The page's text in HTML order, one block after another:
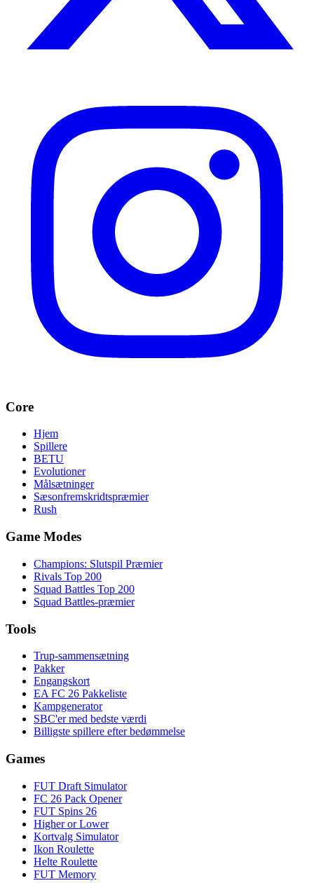
Core
Hjem
Spillere
BETU
Evolutioner
Målsætninger
Sæsonfremskridtspræmier
Rush
Game Modes
Champions: Slutspil Præmier
Rivals Top 200
Squad Battles Top 200
Squad Battles-præmier
Tools
Trup-sammensætning
Pakker
Engangskort
EA FC 26 Pakkeliste
Kampgenerator
SBC'er med bedste værdi
Billigste spillere efter bedømmelse
Games
FUT Draft Simulator
FC 26 Pack Opener
FUT Spins 26
Higher or Lower
Kortvalg Simulator
Ikon Roulette
Helte Roulette
FUT Memory